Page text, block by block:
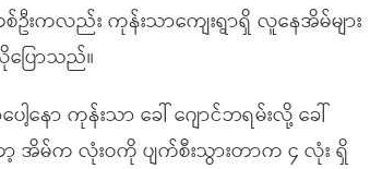
ကလည်း ကုန်းသာကျေးရွာရှိ လူနေအိမ်များ
ြောသည်။
နော ကုန်းသာ ခေါ် ဂျောင်ဘရမ်းလို့ ခေါ်
မ်က လုံးဝကို ပျက်စီးသွားတာက ၄ လုံး ရှိ